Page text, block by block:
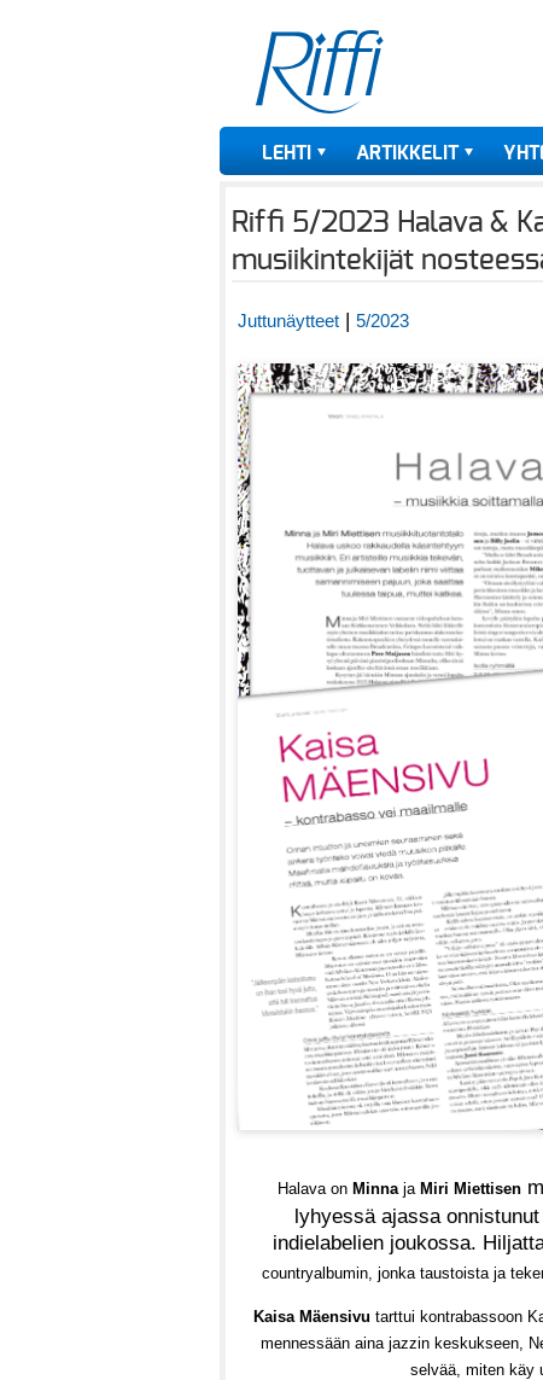
LEHTI ARTIKKELIT
Riffi 5/2023 Halava &
musiikintekijät
Juttunäytteet | 5/2023
Halava on MinnajaMiri Miettisen
lyhyessä ajassa
indielabelien joukossa.
countryalbumin, jonka taustoista ja
Kaisa Mäensivu tarttui kontrabassoon
mennessään aina jazzin keskukseen,
selvää, miten käy